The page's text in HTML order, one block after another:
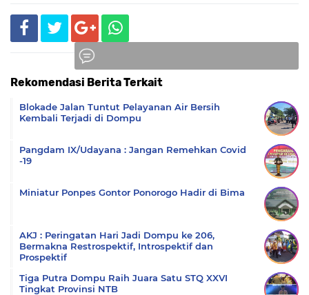
Rekomendasi Berita Terkait
Blokade Jalan Tuntut Pelayanan Air Bersih
Kembali Terjadi di Dompu
Pangdam IX/Udayana : Jangan Remehkan Covid
-19
Miniatur Ponpes Gontor Ponorogo Hadir di Bima
AKJ : Peringatan Hari Jadi Dompu ke 206,
Bermakna Restrospektif, Introspektif dan
Prospektif
Tiga Putra Dompu Raih Juara Satu STQ XXVI
Tingkat Provinsi NTB